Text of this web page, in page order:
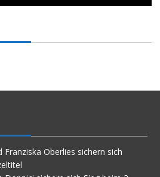
Oberlies sichern sich